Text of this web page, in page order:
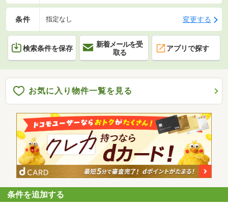
条件 指定なし 変更する
検索条件を保存
新着メールを受
取る
アプリで探す
お気に入り物件一覧を見る
条件を追加する